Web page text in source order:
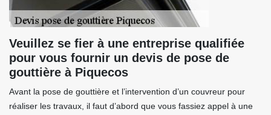
Veuillez se fier à une entreprise qualifiée
pour vous fournir un devis de pose de
gouttière à Piquecos
Avant la pose de gouttière et l’intervention d’un couvreur pour
réaliser les travaux, il faut d’abord que vous fassiez appel à une